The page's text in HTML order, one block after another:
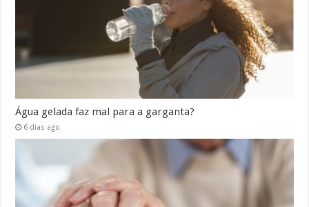
Água gelada faz mal para a garganta?
6 dias ago